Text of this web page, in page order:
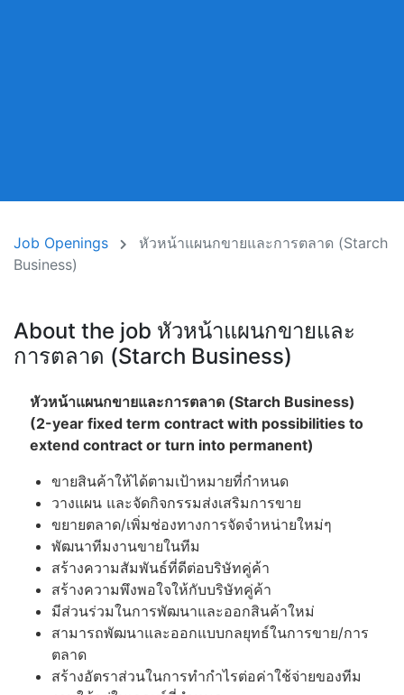
Job Openings
หัวหน้าแผนกขายและการตลาด (Starch
Business)
About the job หัวหน้าแผนกขายและ
การตลาด (Starch Business)
หัวหน้าแผนกขายและการตลาด (Starch Business)
(2-year fixed term contract with possibilities to
extend contract or turn into permanent)
ขายสินค้าให้ได้ตามเป้าหมายที่กำหนด
วางแผน และจัดกิจกรรมส่งเสริมการขาย
ขยายตลาด/เพิ่มช่องทางการจัดจำหน่ายใหม่ๆ
พัฒนาทีมงานขายในทีม
สร้างความสัมพันธ์ที่ดีต่อบริษัทคู่ค้า
สร้างความพึงพอใจให้กับบริษัทคู่ค้า
มีส่วนร่วมในการพัฒนาและออกสินค้าใหม่
สามารถพัฒนาและออกแบบกลยุทธ์ในการขาย/การ
ตลาด
สร้างอัตราส่วนในการทำกำไรต่อค่าใช้จ่ายของทีม